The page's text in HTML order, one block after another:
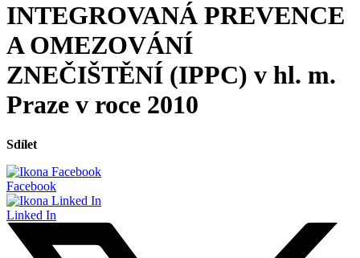
INTEGROVANÁ PREVENCE
A OMEZOVÁNÍ
ZNEČIŠTĚNÍ (IPPC) v hl. m.
Praze v roce 2010
Sdílet
Facebook
Linked In